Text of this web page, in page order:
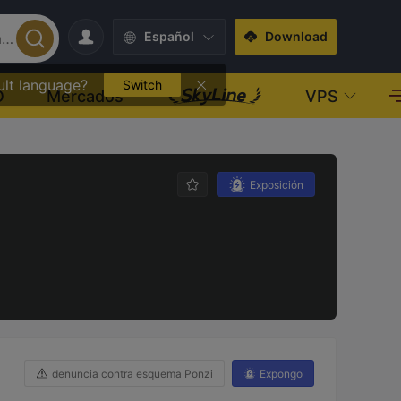
Español
language? Switch
Download
Mercados VPS
Exposición
denuncia contra esquema Ponzi Expongo